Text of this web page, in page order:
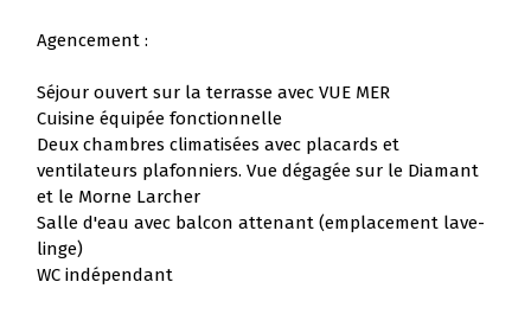
Agencement :
Séjour ouvert sur la terrasse avec VUE MER
Cuisine équipée fonctionnelle
Deux chambres climatisées avec placards et
ventilateurs plafonniers. Vue dégagée sur le Diamant
et le Morne Larcher
Salle d'eau avec balcon attenant (emplacement lave-
linge)
WC indépendant